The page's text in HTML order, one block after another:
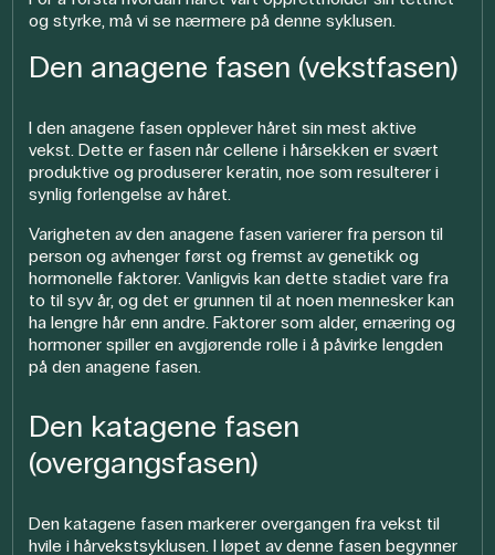
og styrke, må vi se nærmere på denne syklusen.
Den anagene fasen (vekstfasen)
I den anagene fasen opplever håret sin mest aktive
vekst. Dette er fasen når cellene i hårsekken er svært
produktive og produserer keratin, noe som resulterer i
synlig forlengelse av håret.
Varigheten av den anagene fasen varierer fra person til
person og avhenger først og fremst av genetikk og
hormonelle faktorer. Vanligvis kan dette stadiet vare fra
to til syv år, og det er grunnen til at noen mennesker kan
ha lengre hår enn andre. Faktorer som alder, ernæring og
hormoner spiller en avgjørende rolle i å påvirke lengden
på den anagene fasen.
Den katagene fasen
(overgangsfasen)
Den katagene fasen markerer overgangen fra vekst til
hvile i hårvekstsyklusen. I løpet av denne fasen begynner